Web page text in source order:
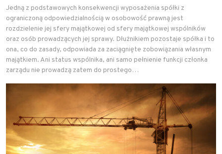
Jedną z podstawowych konsekwencji wyposażenia spółki z
ograniczoną odpowiedzialnością w osobowość prawną jest
rozdzielenie jej sfery majątkowej od sfery majątkowej wspólników
oraz osób prowadzących jej sprawy. Dłużnikiem pozostaje spółka i to
ona, co do zasady, odpowiada za zaciągnięte zobowiązania własnym
majątkiem. Ani status wspólnika, ani samo pełnienie funkcji członka
zarządu nie prowadzą zatem do prostego…